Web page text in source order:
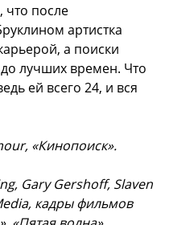
что после
артистка
а поиски
лучших времен. Что
ей всего 24, и вся
«Кинопоиск».
Gary Gershoff, Slaven
кадры фильмов